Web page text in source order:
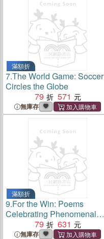
滿額折
7.The World Game: Soccer
Circles the Globe
79
571
無庫存
滿額折
9.For the Win: Poems
Celebrating Phenomenal
Athletes79 631
無庫存